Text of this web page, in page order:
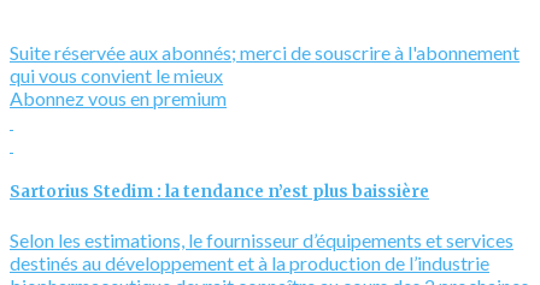
Suite réservée aux abonnés; merci de souscrire à l'abonnement
qui vous convient le mieux
Abonnez vous en premium
Sartorius Stedim : la tendance n’est plus baissière
Selon les estimations, le fournisseur d’équipements et services
destinés au développement et à la production de l’industrie